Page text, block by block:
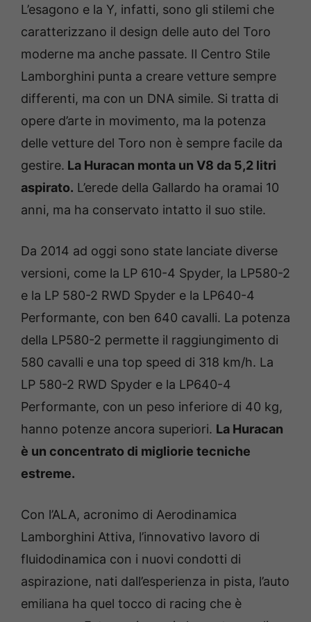
L’esagono e la Y, infatti, sono gli stilemi che
caratterizzano il design delle auto del Toro
moderne ma anche passate. Il Centro Stile
Lamborghini punta a creare vetture sempre
differenti, ma con un DNA simile. Si tratta di
opere d’arte in movimento, ma la potenza
delle vetture del Toro non è sempre facile da
gestire. La Huracan monta un V8 da 5,2 litri
aspirato. L’erede della Gallardo ha oramai 10
anni, ma ha conservato intatto il suo stile.
Da 2014 ad oggi sono state lanciate diverse
versioni, come la LP 610-4 Spyder, la LP580-2
e la LP 580-2 RWD Spyder e la LP640-4
Performante, con ben 640 cavalli. La potenza
della LP580-2 permette il raggiungimento di
580 cavalli e una top speed di 318 km/h. La
LP 580-2 RWD Spyder e la LP640-4
Performante, con un peso inferiore di 40 kg,
hanno potenze ancora superiori. La Huracan
è un concentrato di migliorie tecniche
estreme.
Con l’ALA, acronimo di Aerodinamica
Lamborghini Attiva, l’innovativo lavoro di
fluidodinamica con i nuovi condotti di
aspirazione, nati dall’esperienza in pista, l’auto
emiliana ha quel tocco di racing che è